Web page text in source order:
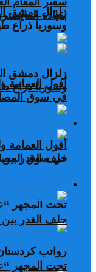
زلزال دمشق
وسوريا ذراع
أفول العمامة
في سوق
حلف الغدر بين
تحت المجهر
رواتب
بقيادة
زلزال دمشق
وسوريا ذراع
أفول العمامة
في سوق
حلف الغدر بين
تحت المجهر